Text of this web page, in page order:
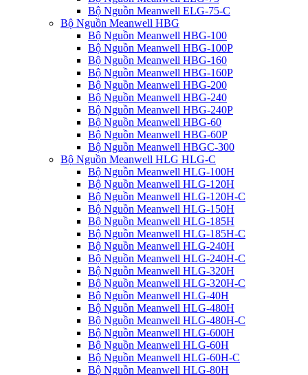
Bộ Nguồn Meanwell ELG-75-C
Bộ Nguồn Meanwell HBG
Bộ Nguồn Meanwell HBG-100
Bộ Nguồn Meanwell HBG-100P
Bộ Nguồn Meanwell HBG-160
Bộ Nguồn Meanwell HBG-160P
Bộ Nguồn Meanwell HBG-200
Bộ Nguồn Meanwell HBG-240
Bộ Nguồn Meanwell HBG-240P
Bộ Nguồn Meanwell HBG-60
Bộ Nguồn Meanwell HBG-60P
Bộ Nguồn Meanwell HBGC-300
Bộ Nguồn Meanwell HLG HLG-C
Bộ Nguồn Meanwell HLG-100H
Bộ Nguồn Meanwell HLG-120H
Bộ Nguồn Meanwell HLG-120H-C
Bộ Nguồn Meanwell HLG-150H
Bộ Nguồn Meanwell HLG-185H
Bộ Nguồn Meanwell HLG-185H-C
Bộ Nguồn Meanwell HLG-240H
Bộ Nguồn Meanwell HLG-240H-C
Bộ Nguồn Meanwell HLG-320H
Bộ Nguồn Meanwell HLG-320H-C
Bộ Nguồn Meanwell HLG-40H
Bộ Nguồn Meanwell HLG-480H
Bộ Nguồn Meanwell HLG-480H-C
Bộ Nguồn Meanwell HLG-600H
Bộ Nguồn Meanwell HLG-60H
Bộ Nguồn Meanwell HLG-60H-C
Bộ Nguồn Meanwell HLG-80H